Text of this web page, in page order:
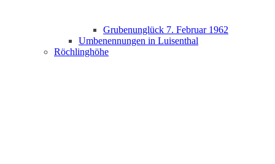
Grubenunglück 7. Februar 1962
Umbenennungen in Luisenthal
Röchlinghöhe